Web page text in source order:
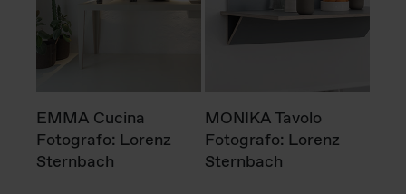
EMMA Cucina
Fotografo: Lorenz
Sternbach
MONIKA Tavolo
Fotografo: Lorenz
Sternbach